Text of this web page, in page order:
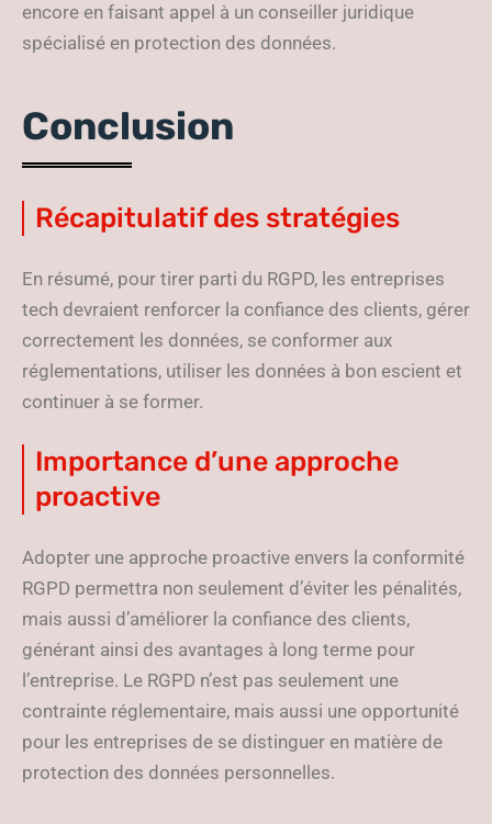
encore en faisant appel à un conseiller juridique
spécialisé en protection des données.
Conclusion
Récapitulatif des stratégies
En résumé, pour tirer parti du RGPD, les entreprises
tech devraient renforcer la confiance des clients, gérer
correctement les données, se conformer aux
réglementations, utiliser les données à bon escient et
continuer à se former.
Importance d’une approche
proactive
Adopter une approche proactive envers la conformité
RGPD permettra non seulement d’éviter les pénalités,
mais aussi d’améliorer la confiance des clients,
générant ainsi des avantages à long terme pour
l’entreprise. Le RGPD n’est pas seulement une
contrainte réglementaire, mais aussi une opportunité
pour les entreprises de se distinguer en matière de
protection des données personnelles.